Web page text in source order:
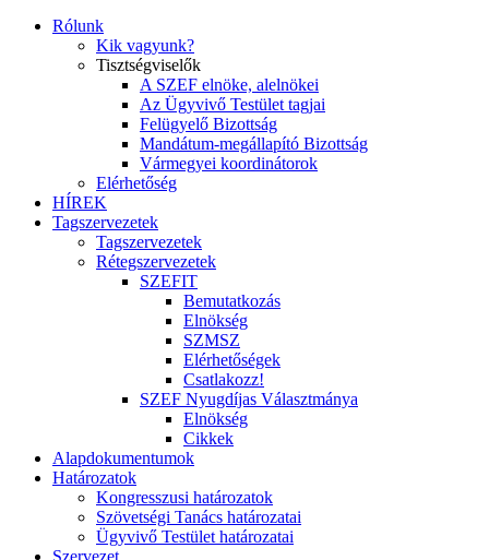
Rólunk
Kik vagyunk?
Tisztségviselők
A SZEF elnöke, alelnökei
Az Ügyvivő Testület tagjai
Felügyelő Bizottság
Mandátum-megállapító Bizottság
Vármegyei koordinátorok
Elérhetőség
HÍREK
Tagszervezetek
Tagszervezetek
Rétegszervezetek
SZEFIT
Bemutatkozás
Elnökség
SZMSZ
Elérhetőségek
Csatlakozz!
SZEF Nyugdíjas Választmánya
Elnökség
Cikkek
Alapdokumentumok
Határozatok
Kongresszusi határozatok
Szövetségi Tanács határozatai
Ügyvivő Testület határozatai